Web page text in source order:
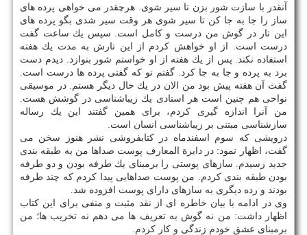
آنقدر با سازت شور بزن تا سیر شوی. هرچقدر می خواهی پرده های
ساز را جا به جا كن تا سیر شوی هر وقت سیر شدی بگو پرده های
این تار در گوش من درست و كامل است. سپس یك ساعت گفت
درست است. از او خواهش كردم از این تارش به مدت یك هفته
استفاده نكند. پس از یك هفته از او خواستم شور بنوازد. دیدم دست
برد به پرده و جا به جا كرد. گفتم تو كه گفتی پرده ها درست است.
گفت آن هفته پیش بود من الان در یك حال دیگر هستم. در موسیقی
نواحی هم چنین است هر استادی یك زیباشناسی در گوشش هست.
من آنرا اندازه گیری كردم، برای همین گفتند این یك رساله
سازشناسی مبتنی بر زیباشناسی انسان است.
درویشی كه سوم اسفندماه در كتابفروشی نشر هنوز سخن می
گفت، اظهار نمود: در دایرة المعارف پوست صداها من به طبقه بندی
جدید رسیدم. سازهای پوستی را برمبنای یك طرفه بودن و دو طرفه
بودن طبقه بندی كردم. من پوست صداهایی پیدا كردم كه چند طرفه
بودند و رده دیگری به سازهای دارای پوست افزوده شد.
وی در ادامه با بیان خاطره ای از نقد مثبت و منفی برای این كتاب
اظهار داشت: من نه گوش به تعریف ها می دهم نه تخریب ها؛ من
برمبنای عشق خودم زندگی و كار كردم.